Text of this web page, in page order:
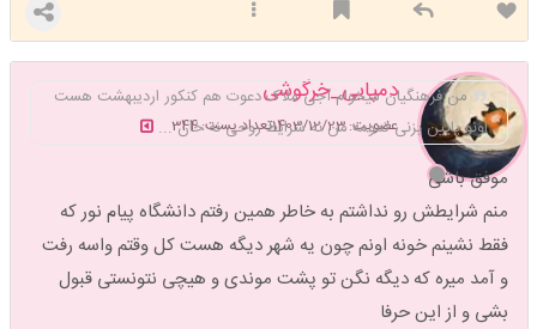
دمپایی_خرگوشی
عضویت: 1403/12/23 تعداد پست: 344
من فرهنگیان میخوام آجی ملاک دعوت هم کنکور اردیبهشت هست
اونو پایین بزنی تمومه من نه شرایط روحی نه خان ...
موفق باشی
منم شرایطش رو نداشتم به خاطر همین رفتم دانشگاه پیام نور که
فقط نشینم خونه اونم چون یه شهر دیگه هست کل وقتم واسه رفت
و آمد میره که دیگه نگن تو پشت موندی و هیچی نتونستی قبول
بشی و از اين حرفا